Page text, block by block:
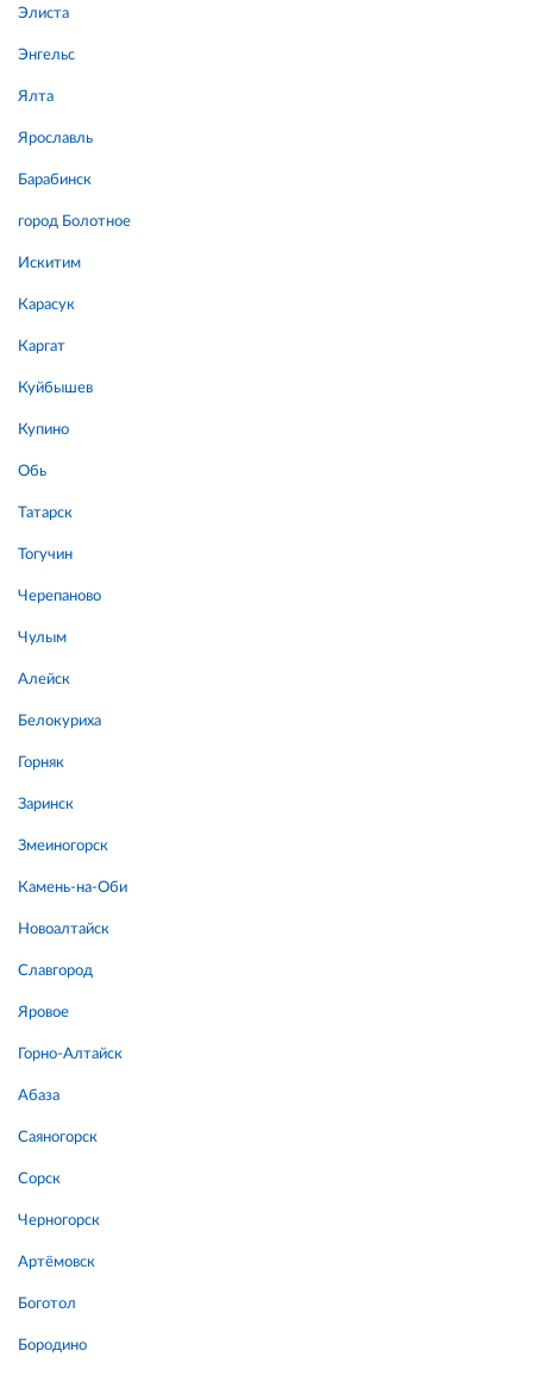
Элиста
Энгельс
Ялта
Ярославль
Барабинск
город Болотное
Искитим
Карасук
Каргат
Куйбышев
Купино
Обь
Татарск
Тогучин
Черепаново
Чулым
Алейск
Белокуриха
Горняк
Заринск
Змеиногорск
Камень-на-Оби
Новоалтайск
Славгород
Яровое
Горно-Алтайск
Абаза
Саяногорск
Сорск
Черногорск
Артёмовск
Боготол
Бородино